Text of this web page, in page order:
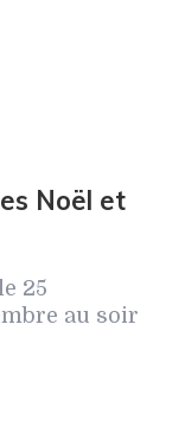
Noël et
25
au soir